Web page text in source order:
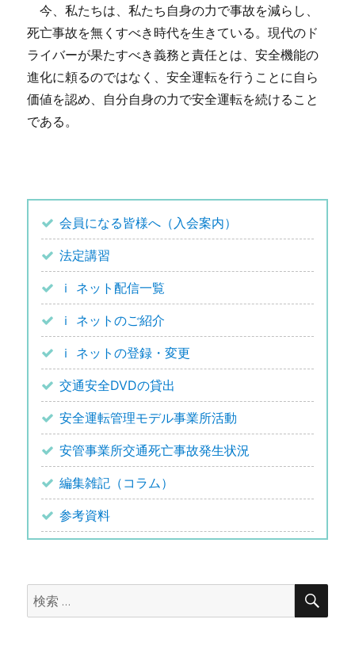
今、私たちは、私たち自身の力で事故を減らし、
死亡事故を無くすべき時代を生きている。現代のド
ライバーが果たすべき義務と責任とは、安全機能の
進化に頼るのではなく、安全運転を行うことに自ら
価値を認め、自分自身の力で安全運転を続けること
である。
会員になる皆様へ（入会案内）
法定講習
ｉ ネット配信一覧
ｉ ネットのご紹介
ｉ ネットの登録・変更
交通安全DVDの貸出
安全運転管理モデル事業所活動
安管事業所交通死亡事故発生状況
編集雑記（コラム）
参考資料
検
索:
検